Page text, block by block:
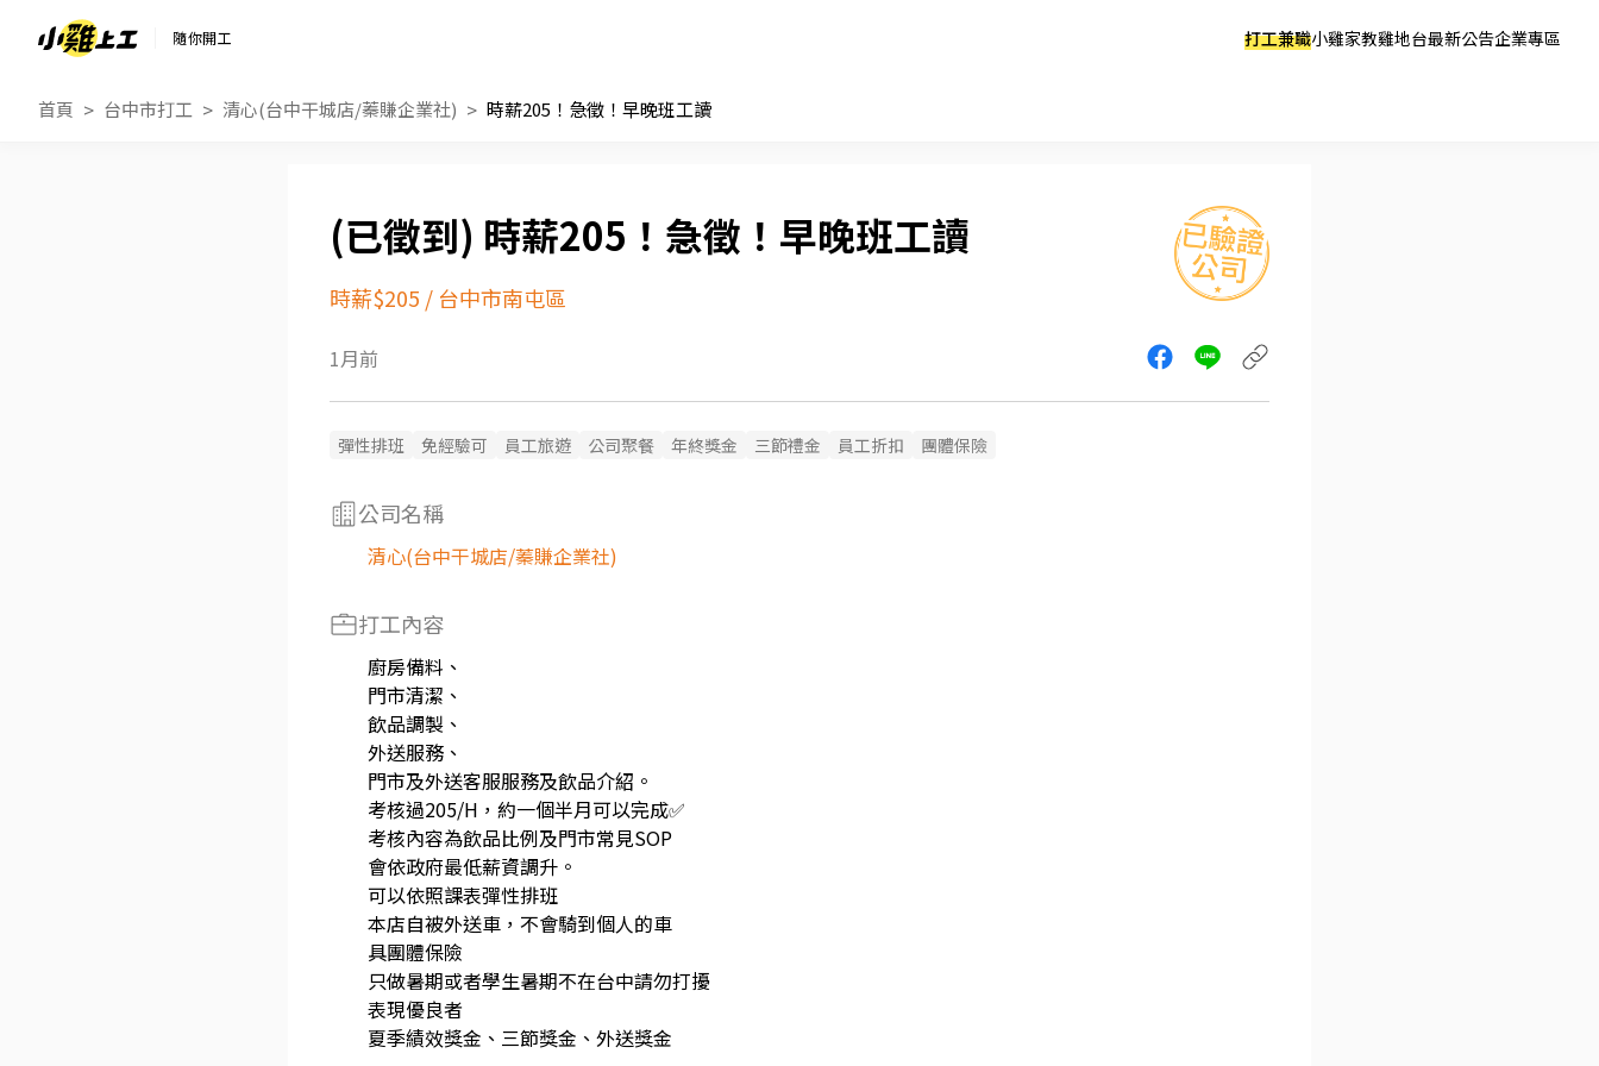
隨你開工 打工兼職小雞家教雞地台最新公告企業專區
首頁 台中市打工 清心(台中干城店/蓁賺企業社) 時薪205！急徵！早晚班工讀
時薪205！急徵！早晚班工讀
時薪$205 / 台中市南屯區
1月前
彈性排班 免經驗可 員工旅遊 公司聚餐 年終獎金 三節禮金 員工折扣 團體保險
公司名稱
清心(台中干城店/蓁賺企業社)
打工內容
廚房備料、
門市清潔、
飲品調製、
外送服務、
門市及外送客服服務及飲品介紹。
考核過205/H，約一個半月可以完成✅
考核內容為飲品比例及門市常見SOP
會依政府最低薪資調升。
可以依照課表彈性排班
本店自被外送車，不會騎到個人的車
具團體保險
只做暑期或者學生暑期不在台中請勿打擾
表現優良者
夏季績效獎金、三節獎金、外送獎金